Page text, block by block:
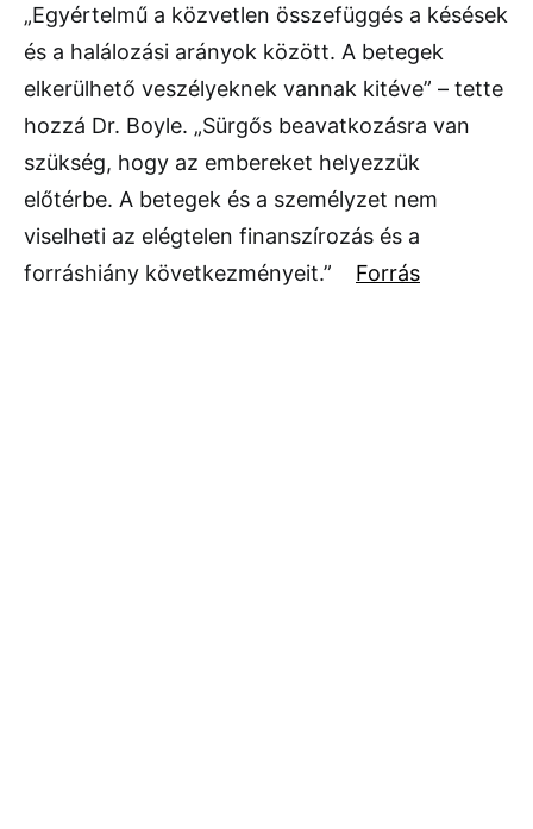
„Egyértelmű a közvetlen összefüggés a késések
és a halálozási arányok között. A betegek
elkerülhető veszélyeknek vannak kitéve” – tette
hozzá Dr. Boyle. „Sürgős beavatkozásra van
szükség, hogy az embereket helyezzük
előtérbe. A betegek és a személyzet nem
viselheti az elégtelen finanszírozás és a
forráshiány következményeit.” Forrás